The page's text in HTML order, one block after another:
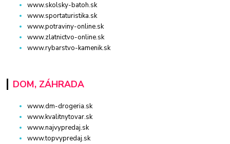
www.skolsky-batoh.sk
www.sportaturistika.sk
www.potraviny-online.sk
www.zlatnictvo-online.sk
www.rybarstvo-kamenik.sk
DOM, ZÁHRADA
www.dm-drogeria.sk
www.kvalitnytovar.sk
www.najvypredaj.sk
www.topvypredaj.sk